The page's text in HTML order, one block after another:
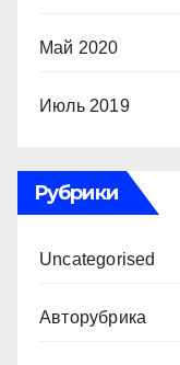
Май 2020
Июль 2019
Рубрики
Uncategorised
Авторубрика